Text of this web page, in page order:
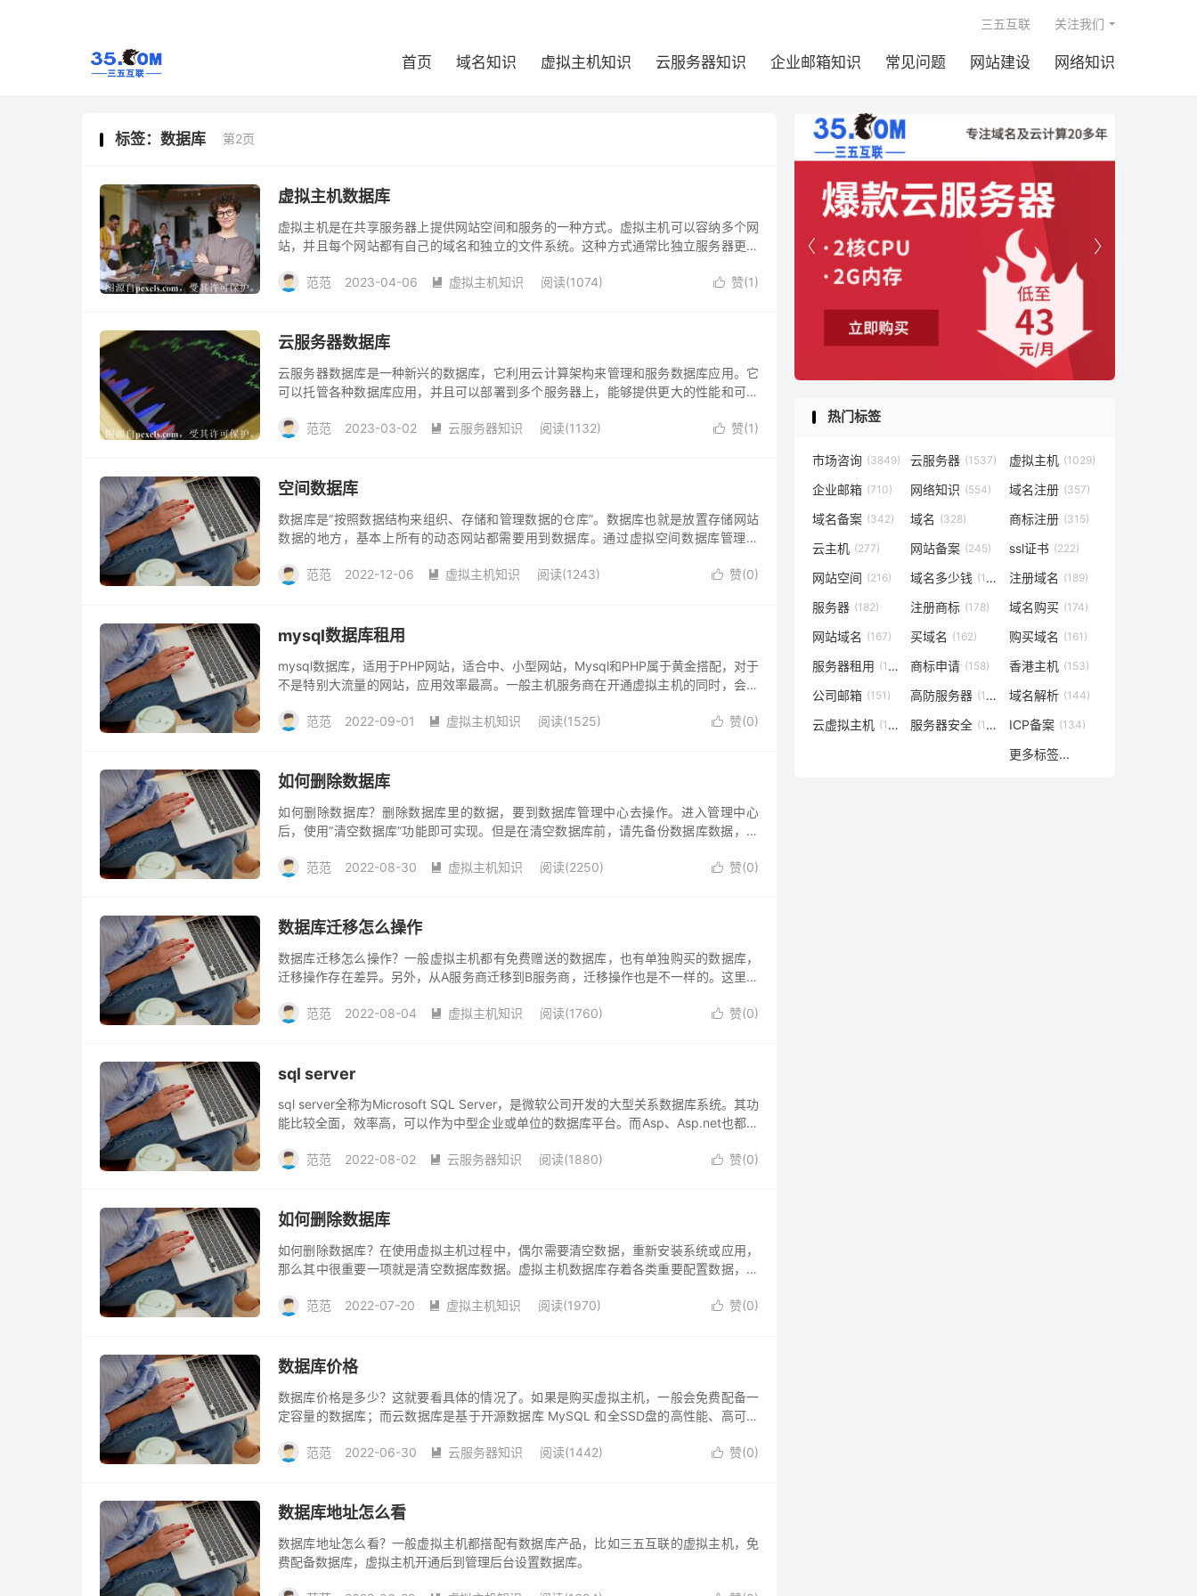
首页 域名知识 虚拟主机知识 云服务器知识 企业邮箱知识 常见问题 网站建设 网络知识
三五互联 关注我们
标签：数据库 第2页
虚拟主机数据库
虚拟主机是在共享服务器上提供网站空间和服务的一种方式。虚拟主机可以容纳多个网
站，并且每个网站都有自己的域名和独立的文件系统。这种方式通常比独立服务器更经
站数据。
范范 2023-04-06  虚拟主机知识 阅读(1074)  赞(1)
云服务器数据库
云服务器数据库是一种新兴的数据库，它利用云计算架构来管理和服务数据库应用。它
可以托管各种数据库应用，并且可以部署到多个服务器上，能够提供更大的性能和可扩
源进行虚拟化，分解为可供企业使用的虚拟服务器。这种技术能够把企业需要的资源分
范范 2023-03-02  云服务器知识 阅读(1132)  赞(1)
空间数据库
数据库是“按照数据结构来组织、存储和管理数据的仓库”。数据库也就是放置存储网站
数据的地方，基本上所有的动态网站都需要用到数据库。通过虚拟空间数据库管理系
范范
2022-12-06  虚拟主机知识 阅读(1243)  赞(0)
mysql数据库租用
mysql数据库，适用于PHP网站，适合中、小型网站，Mysql和PHP属于黄金搭配，对于
不是特别大流量的网站，应用效率最高。一般主机服务商在开通虚拟主机的同时，会赠
范范
2022-09-01  虚拟主机知识 阅读(1525)  赞(0)
如何删除数据库
如何删除数据库？删除数据库里的数据，要到数据库管理中心去操作。进入管理中心
后，使用“清空数据库”功能即可实现。但是在清空数据库前，请先备份数据库数据，以
范范
2022-08-30  虚拟主机知识 阅读(2250)  赞(0)
数据库迁移怎么操作
数据库迁移怎么操作？一般虚拟主机都有免费赠送的数据库，也有单独购买的数据库，
迁移操作存在差异。另外，从A服务商迁移到B服务商，迁移操作也是不一样的。这里以
范范
2022-08-04  虚拟主机知识 阅读(1760)  赞(0)
sql server
sql server全称为Microsoft SQL Server，是微软公司开发的大型关系数据库系统。其功
能比较全面，效率高，可以作为中型企业或单位的数据库平台。而Asp、Asp.net也都是
范范
2022-08-02  云服务器知识 阅读(1880)  赞(0)
如何删除数据库
如何删除数据库？在使用虚拟主机过程中，偶尔需要清空数据，重新安装系统或应用，
那么其中很重要一项就是清空数据库数据。虚拟主机数据库存着各类重要配置数据，比
范范
2022-07-20  虚拟主机知识 阅读(1970)  赞(0)
数据库价格
数据库价格是多少？这就要看具体的情况了。如果是购买虚拟主机，一般会免费配备一
定容量的数据库；而云数据库是基于开源数据库 MySQL 和全SSD盘的高性能、高可用
范范
2022-06-30  云服务器知识 阅读(1442)  赞(0)
数据库地址怎么看
数据库地址怎么看？一般虚拟主机都搭配有数据库产品，比如三五互联的虚拟主机，免
费配备数据库，虚拟主机开通后到管理后台设置数据库。


热门标签
市场咨询 (3849) 云服务器 (1537) 虚拟主机 (1029)
企业邮箱 (710) 网络知识 (554) 域名注册 (357)
域名备案 (342) 域名 (328) 商标注册 (315)
云主机 (277) 网站备案 (245) ssl证书 (222)
网站空间 (216) 域名多少钱 (194) 注册域名 (189)
服务器 (182) 注册商标 (178) 域名购买 (174)
网站域名 (167) 买域名 (162) 购买域名 (161)
服务器租用 (160) 商标申请 (158) 香港主机 (153)
公司邮箱 (151) 高防服务器 (146) 域名解析 (144)
云虚拟主机 (140) 服务器安全 (137) ICP备案 (134)
更多标签...